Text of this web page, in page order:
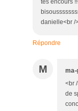
tes encours
danielle<br /
Répondre
M ma-
<br
de